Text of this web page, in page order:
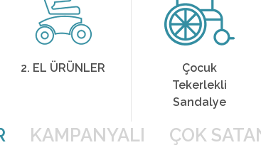
Çocuk
Aktif Tekerlekli
Sandalye
KAMPANYALI ÇOK